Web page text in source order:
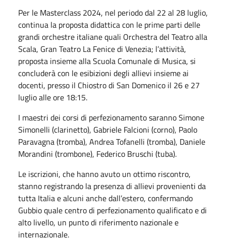
Per le Masterclass 2024, nel periodo dal 22 al 28 luglio,
continua la proposta didattica con le prime parti delle
grandi orchestre italiane quali Orchestra del Teatro alla
Scala, Gran Teatro La Fenice di Venezia; l’attività,
proposta insieme alla Scuola Comunale di Musica, si
concluderà con le esibizioni degli allievi insieme ai
docenti, presso il Chiostro di San Domenico il 26 e 27
luglio alle ore 18:15.
I maestri dei corsi di perfezionamento saranno Simone
Simonelli (clarinetto), Gabriele Falcioni (corno), Paolo
Paravagna (tromba), Andrea Tofanelli (tromba), Daniele
Morandini (trombone), Federico Bruschi (tuba).
Le iscrizioni, che hanno avuto un ottimo riscontro,
stanno registrando la presenza di allievi provenienti da
tutta Italia e alcuni anche dall’estero, confermando
Gubbio quale centro di perfezionamento qualificato e di
alto livello, un punto di riferimento nazionale e
internazionale.